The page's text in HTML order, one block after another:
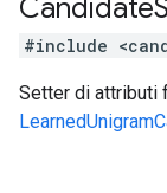
Candidate
#include
Setter di attributi